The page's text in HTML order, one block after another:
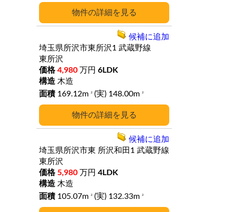
詳細
詳細
埼玉県所沢市東所沢1 武蔵野線
東所沢
4,980 万円 6LDK
木造
169.12m
2 (実) 148.00m 2
候補に追加
埼玉県所沢市東 所沢和田1 武蔵野線
東所沢
5,980 万円 4LDK
木造
105.07m
2 (実) 132.33m 2
候補に追加